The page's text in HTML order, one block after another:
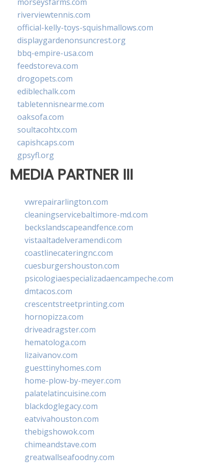
riverviewtennis.com
official-kelly-toys-squishmallows.com
displaygardenonsuncrest.org
bbq-empire-usa.com
feedstoreva.com
drogopets.com
ediblechalk.com
tabletennisnearme.com
oaksofa.com
soultacohtx.com
capishcaps.com
gpsyfl.org
MEDIA PARTNER III
vwrepairarlington.com
cleaningservicebaltimore-md.com
beckslandscapeandfence.com
vistaaltadelveramendi.com
coastlinecateringnc.com
cuesburgershouston.com
psicologiaespecializadaencampeche.com
dmtacos.com
crescentstreetprinting.com
hornopizza.com
driveadragster.com
hematologa.com
lizaivanov.com
guesttinyhomes.com
home-plow-by-meyer.com
palatelatincuisine.com
blackdoglegacy.com
eatvivahouston.com
thebigshowok.com
chimeandstave.com
greatwallseafoodny.com